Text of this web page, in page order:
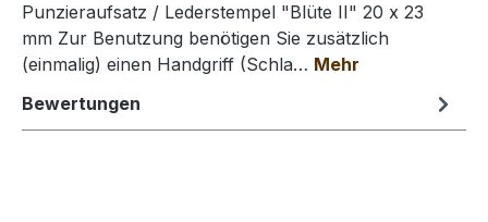
Punzieraufsatz / Lederstempel "Blüte II" 20 x 23
mm Zur Benutzung benötigen Sie zusätzlich
(einmalig) einen Handgriff (Schla… Mehr
Bewertungen